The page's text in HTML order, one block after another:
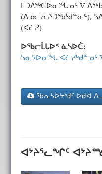
ᒪᑐᐃᖅᑕᐅᓂᖓᓄᑦ V
(ᐃᓄᓕᕆᔨᑐᖃᒃᑯᓐᓂᑦ),
(ᐸᓖᓯ)
ᐅᖃᓕᒫᒐᐅᑉ ᓈᓴᐅᑖ:
ᓴᓇᔭᐅᓂᖓ ᐸᓖᓯᒃᑯᓐᓄᑦ
ᖃᕆᓴᐅᔭᒃᑯᑦ ᐅᑯᐊ
ᐊᔾᔨᕐᓚᖏᑦ